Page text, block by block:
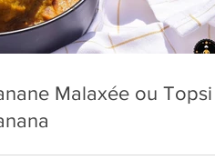
Malaxée ou Topsi